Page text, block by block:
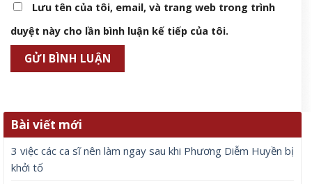
Lưu tên của tôi, email, và trang web trong trình
duyệt này cho lần bình luận kế tiếp của tôi.
Bài viết mới
3 việc các ca sĩ nên làm ngay sau khi Phương Diễm Huyền bị
khởi tố